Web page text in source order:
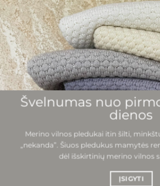
Švelnumas nuo
dienos
Merino vilnos pledukai itin šilti,
„nekanda”. Šiuos pledukus mamytės
dėl išskirtinių merino vilnos
ĮSIGYTI